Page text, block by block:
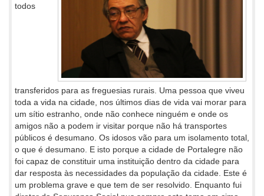
todos
transferidos para as freguesias rurais. Uma pessoa que viveu
toda a vida na cidade, nos últimos dias de vida vai morar para
um sítio estranho, onde não conhece ninguém e onde os
amigos não a podem ir visitar porque não há transportes
públicos é desumano. Os idosos vão para um isolamento total,
o que é desumano. E isto porque a cidade de Portalegre não
foi capaz de constituir uma instituição dentro da cidade para
dar resposta às necessidades da população da cidade. Este é
um problema grave e que tem de ser resolvido. Enquanto fui